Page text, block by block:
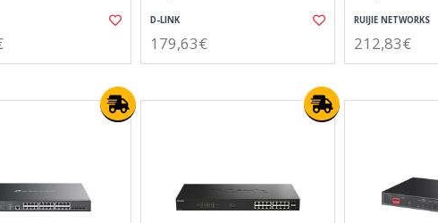
D-LINK
179,63€
RUIJIE NETWORKS
212,83€